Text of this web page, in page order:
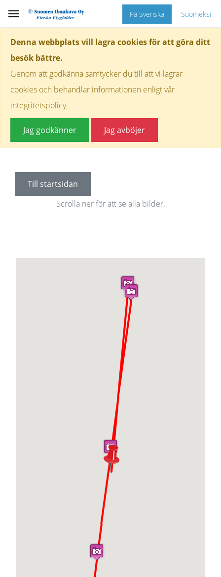
Denna webbplats vill lagra cookies för att göra ditt
besök bättre.
Genom att godkänna samtycker du till att vi lagrar
cookies och behandlar informationen enligt vår
integritetspolicy.
Jag godkänner Jag avböjer
På Svenska Suomeksi
Till startsidan
Scrolla ner för att se alla bilder.